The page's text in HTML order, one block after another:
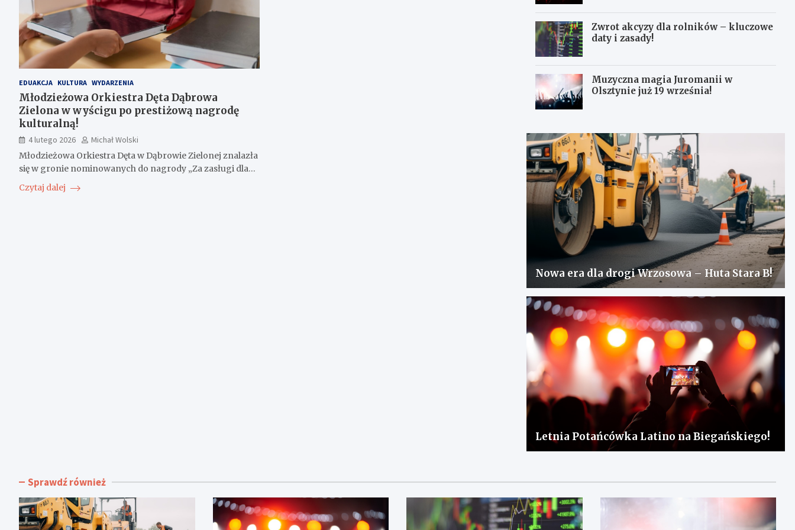
EDUAKCJA KULTURA WYDARZENIA
Młodzieżowa Orkiestra Dęta Dąbrowa
Zielona w wyścigu po prestiżową nagrodę
kulturalną!
4 lutego 2026
Michał Wolski
Młodzieżowa Orkiestra Dęta w Dąbrowie Zielonej znalazła
się w gronie nominowanych do nagrody „Za zasługi dla…
Czytaj dalej
Zwrot akcyzy dla rolników – kluczowe
daty i zasady!
Muzyczna magia Juromanii w
Olsztynie już 19 września!
Nowa era dla drogi Wrzosowa – Huta Stara B!
Letnia Potańcówka Latino na Biegańskiego!
Sprawdź również